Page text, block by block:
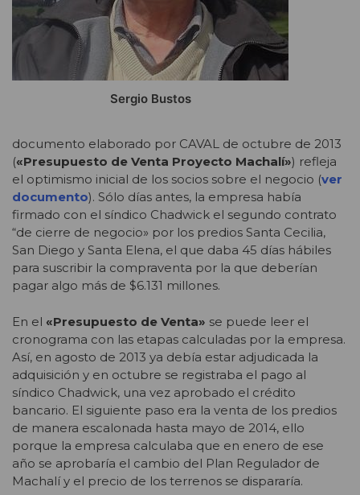
Sergio Bustos
documento elaborado por CAVAL de octubre de 2013
(«Presupuesto de Venta Proyecto Machalí») refleja
el optimismo inicial de los socios sobre el negocio (ver
documento). Sólo días antes, la empresa había
firmado con el síndico Chadwick el segundo contrato
“de cierre de negocio» por los predios Santa Cecilia,
San Diego y Santa Elena, el que daba 45 días hábiles
para suscribir la compraventa por la que deberían
pagar algo más de $6.131 millones.
En el «Presupuesto de Venta» se puede leer el
cronograma con las etapas calculadas por la empresa.
Así, en agosto de 2013 ya debía estar adjudicada la
adquisición y en octubre se registraba el pago al
síndico Chadwick, una vez aprobado el crédito
bancario. El siguiente paso era la venta de los predios
de manera escalonada hasta mayo de 2014, ello
porque la empresa calculaba que en enero de ese
año se aprobaría el cambio del Plan Regulador de
Machalí y el precio de los terrenos se dispararía.